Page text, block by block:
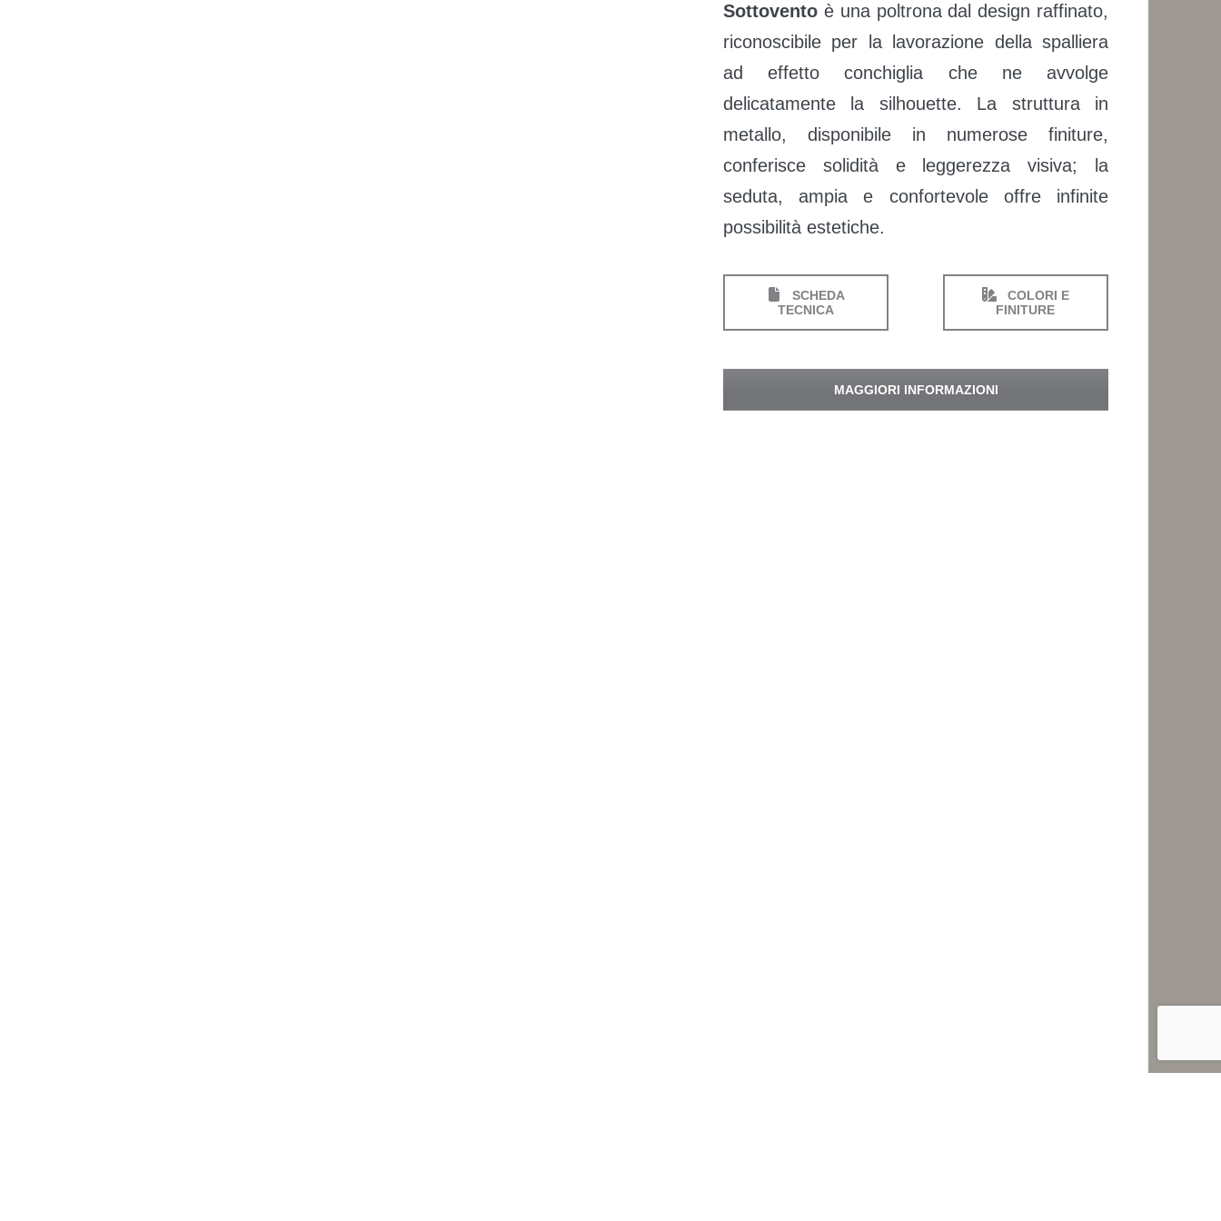
Sottovento è una poltrona dal design raffinato,
riconoscibile per la lavorazione della spalliera
ad effetto conchiglia che ne avvolge
delicatamente la silhouette. La struttura in
metallo, disponibile in numerose finiture,
conferisce solidità e leggerezza visiva; la
seduta, ampia e confortevole offre infinite
possibilità estetiche.
SCHEDA
TECNICA
COLORI E
FINITURE
MAGGIORI INFORMAZIONI